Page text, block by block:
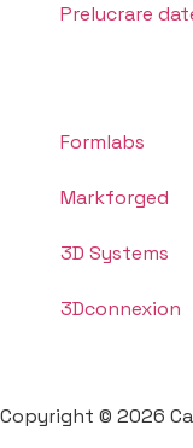
Prelucrare
Formlabs
Markforged
3D Systems
3Dconnexion
Copyright © 2026